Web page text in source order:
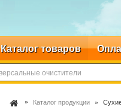
Каталог товаров
Каталог продукции